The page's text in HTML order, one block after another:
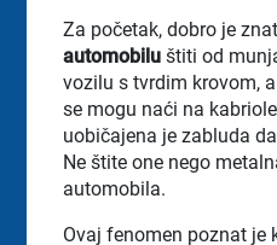
Za početak, dobro je
automobilu štiti od
vozilu s tvrdim krovom,
se mogu naći na
uobičajena je zabluda
Ne štite one nego
automobila.
Ovaj fenomen poznat je